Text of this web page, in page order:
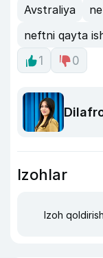
Avstraliya
neftni qayta
1
0
Izohlar
Izoh